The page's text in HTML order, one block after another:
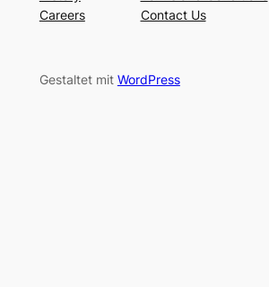
Careers
Contact Us
Gestaltet mit WordPress